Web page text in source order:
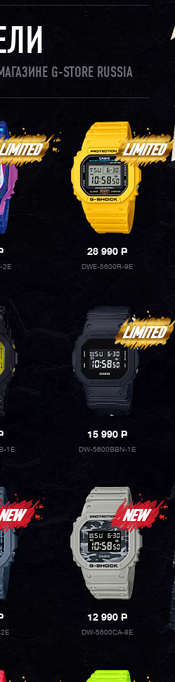
G-STORE RUSSIA
2E
28 990P
DWE-5600R-9E
1E
15 990P
DW-5600BBN-1E
12 990P
DW-5600CA-8E